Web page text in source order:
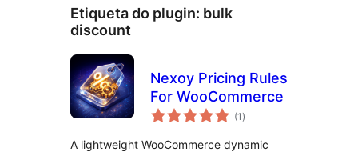
Etiqueta do plugin: bulk
discount
Nexoy Pricing Rules
For WooCommerce
(1 valoracións
totais
)
A lightweight WooCommerce dynamic